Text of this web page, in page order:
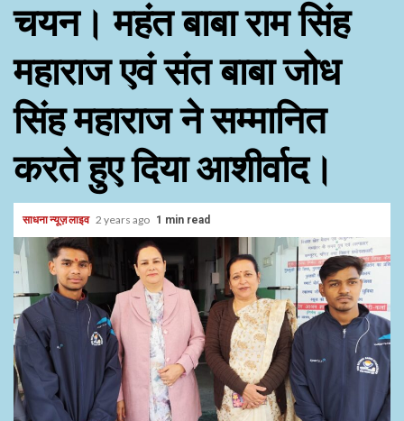
चयन। महंत बाबा राम सिंह
महाराज एवं संत बाबा जोध
सिंह महाराज ने सम्मानित
करते हुए दिया आशीर्वाद।
साधना न्यूज़ लाइव 2 years ago 1 min read